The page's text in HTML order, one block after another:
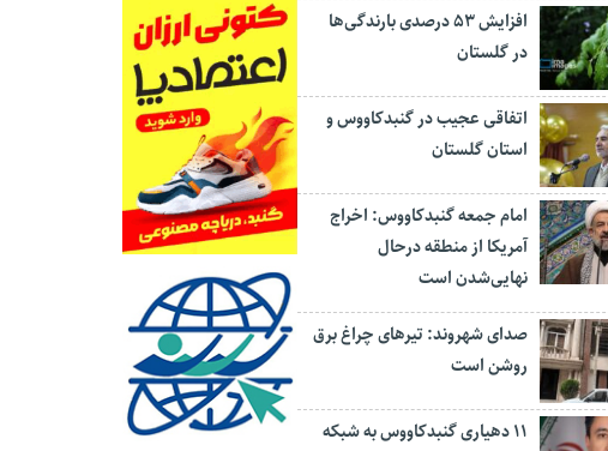
افزایش ۵۳ درصدی بارندگی‌ها
در گلستان
اتفاقی عجیب در‌ گنبدکاووس و
استان گلستان
امام جمعه گنبدکاووس: اخراج
آمریکا از منطقه درحال
نهایی‌شدن است
صدای شهروند: تیرهای چراغ برق
روشن است
۱۱ دهیاری گنبدکاووس به شبکه